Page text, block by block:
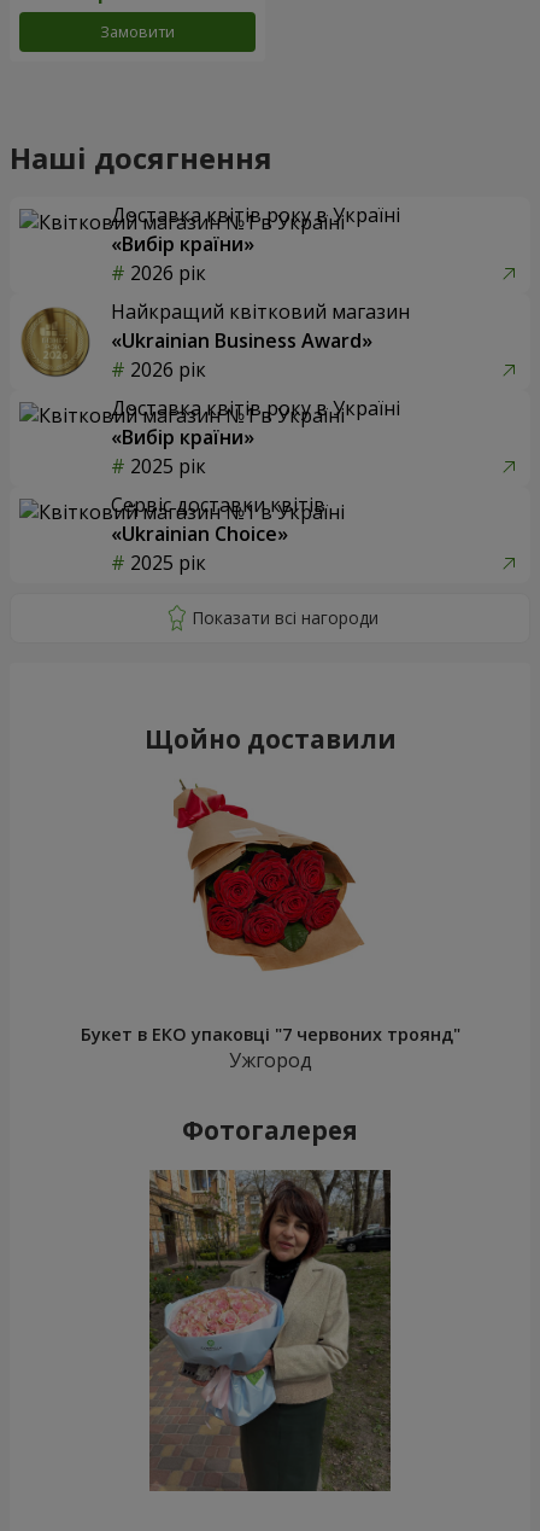
Замовити
Наші досягнення
Доставка квітів року в Україні
«Вибір країни»
2026 рік
Найкращий квітковий магазин
«Ukrainian Business Award»
2026 рік
Доставка квітів року в Україні
«Вибір країни»
2025 рік
Сервіс доставки квітів
«Ukrainian Choice»
2025 рік
Щойно доставили
Букет в ЕКО упаковці "7 червоних троянд"
Ужгород
Фотогалерея